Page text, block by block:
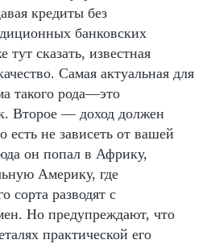
кредиты без
банковских
сказать, известная
Самая актуальная для
такого рода—это
Второе — доход должен
есть не зависеть от вашей
он попал в Африку,
Америку, где
сорта разводят с
Но предупреждают, что
практической его